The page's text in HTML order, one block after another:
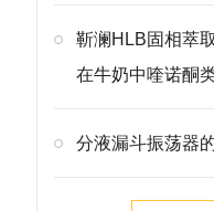
靳澜HLB固相萃
在牛奶中喹诺酮
分液漏斗振荡器